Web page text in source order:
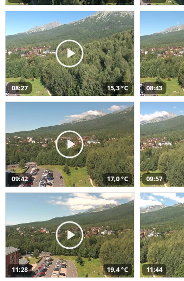
08:27 15,3 °C 08:43
09:42 17,0 °C 09:57
11:28 19,4 °C 11:44